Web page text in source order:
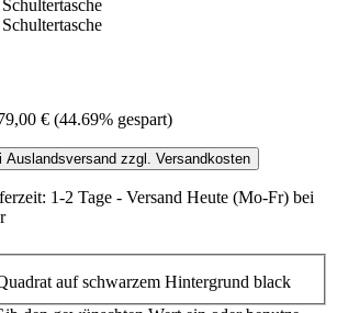
€ (44.69% gespart)
Preise inkl. MwSt. bei Auslandsversand zzgl. Versandkosten
1-2 Tage - Ver­sand Heute (Mo-Fr) bei
black